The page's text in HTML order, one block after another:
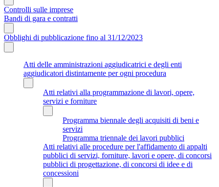
Controlli sulle imprese
Bandi di gara e contratti
Obblighi di pubblicazione fino al 31/12/2023
Atti delle amministrazioni aggiudicatrici e degli enti
aggiudicatori distintamente per ogni procedura
Atti relativi alla programmazione di lavori, opere,
servizi e forniture
Programma biennale degli acquisiti di beni e
servizi
Programma triennale dei lavori pubblici
Atti relativi alle procedure per l'affidamento di appalti
pubblici di servizi, forniture, lavori e opere, di concorsi
pubblici di progettazione, di concorsi di idee e di
concessioni